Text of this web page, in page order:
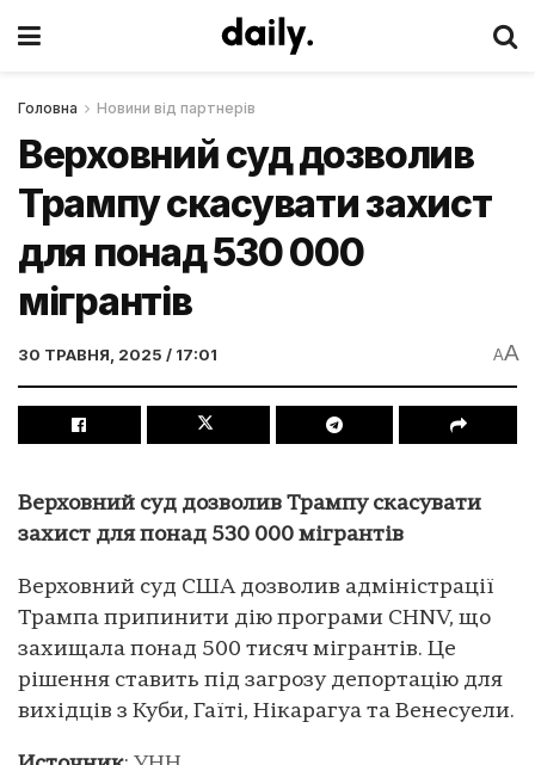
Головна Новини від партнерів
Верховний суд дозволив
Трампу скасувати захист
для понад 530 000
мігрантів
30 ТРАВНЯ, 2025 / 17:01 AA
Верховний суд дозволив Трампу скасувати
захист для понад 530 000 мігрантів
Верховний суд США дозволив адміністрації
Трампа припинити дію програми CHNV, що
захищала понад 500 тисяч мігрантів. Це
рішення ставить під загрозу депортацію для
вихідців з Куби, Гаїті, Нікарагуа та Венесуели.